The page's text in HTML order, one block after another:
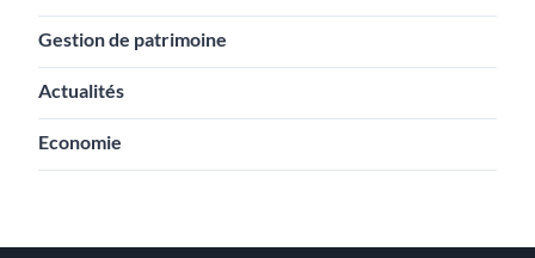
Gestion de patrimoine
Actualités
Economie